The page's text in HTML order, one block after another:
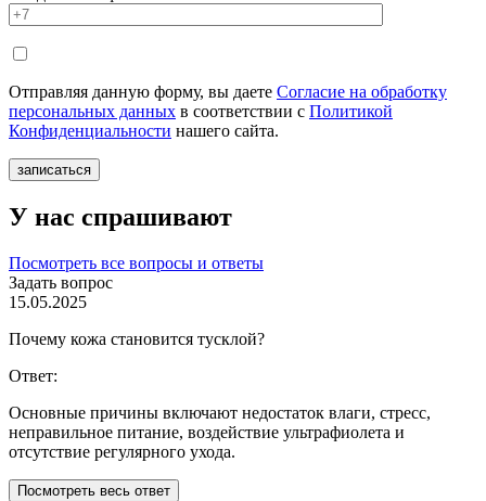
Отправляя данную форму, вы даете Согласие на обработку
персональных данных в соответствии с Политикой
Конфиденциальности нашего сайта.
У нас спрашивают
Посмотреть все вопросы и ответы
Задать вопрос
15.05.2025
Почему кожа становится тусклой?
Ответ:
Основные причины включают недостаток влаги, стресс,
неправильное питание, воздействие ультрафиолета и
отсутствие регулярного ухода.
Посмотреть весь ответ